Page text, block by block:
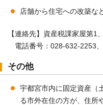
店舗から住宅への改築
【連絡先】資産税課家屋第1
電話番号：028-632-2253
その他
宇都宮市内に固定資産（
る市外在住の方が、住所